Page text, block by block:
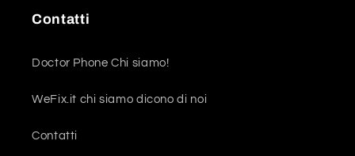
Contatti
Doctor Phone Chi siamo!
WeFix.it chi siamo dicono di noi
Contatti